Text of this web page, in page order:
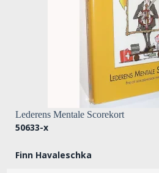
Lederens Mentale Scorekort
50633-x
Finn Havaleschka